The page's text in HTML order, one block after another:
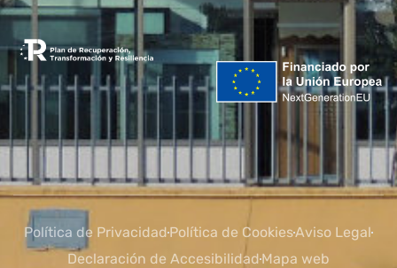
Política de Privacidad Política de CookiesAviso Legal
Declaración de Accesibilidad Mapa web